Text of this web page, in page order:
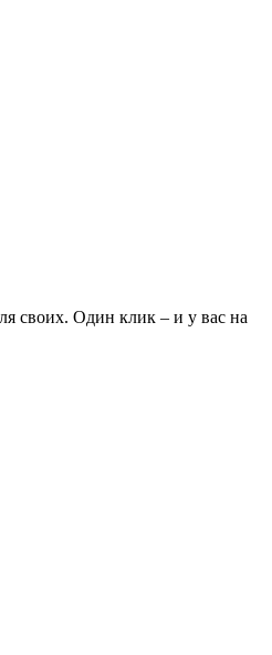
своих. Один клик – и у вас на